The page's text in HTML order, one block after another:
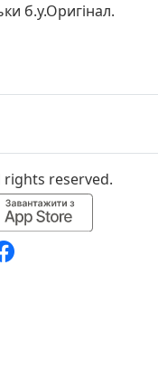
б.у.Оригінал.
rights reserved.